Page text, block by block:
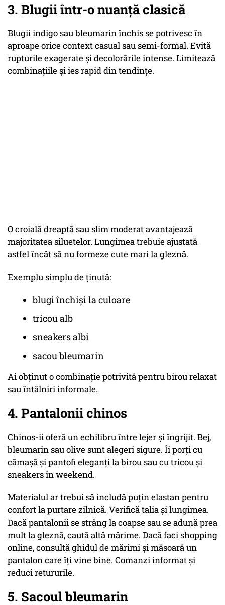
3. Blugii într-o nuanță clasică
Blugii indigo sau bleumarin închis se potrivesc în
aproape orice context casual sau semi-formal. Evită
rupturile exagerate și decolorările intense. Limitează
combinațiile și ies rapid din tendințe.
O croială dreaptă sau slim moderat avantajează
majoritatea siluetelor. Lungimea trebuie ajustată
astfel încât să nu formeze cute mari la gleznă.
Exemplu simplu de ținută:
blugi închiși la culoare
tricou alb
sneakers albi
sacou bleumarin
Ai obținut o combinație potrivită pentru birou relaxat
sau întâlniri informale.
4. Pantalonii chinos
Chinos-ii oferă un echilibru între lejer și îngrijit. Bej,
bleumarin sau olive sunt alegeri sigure. Îi porți cu
cămașă și pantofi eleganți la birou sau cu tricou și
sneakers în weekend.
Materialul ar trebui să includă puțin elastan pentru
confort la purtare zilnică. Verifică talia și lungimea.
Dacă pantalonii se strâng la coapse sau se adună prea
mult la gleznă, caută altă mărime. Dacă faci shopping
online, consultă ghidul de mărimi și măsoară un
pantalon care îți vine bine. Comanzi informat și
reduci retururile.
5. Sacoul bleumarin